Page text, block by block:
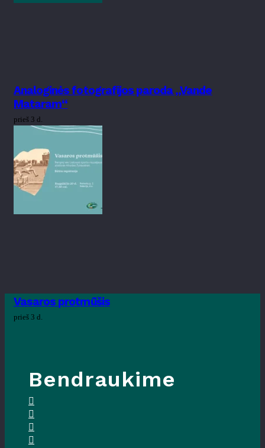
Analoginės fotografijos paroda „Vande
Mataram“
prieš 3 d.
Vasaros protmūšis
prieš 3 d.
Bendraukime